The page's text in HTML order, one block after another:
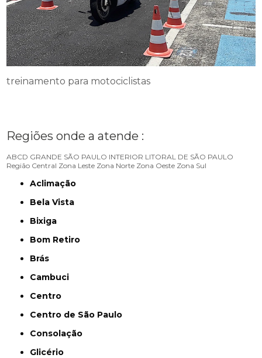
treinamento para motociclistas
Regiões onde a atende :
ABCD GRANDE SÃO PAULO INTERIOR LITORAL DE SÃO PAULO
Região Central Zona Leste Zona Norte Zona Oeste Zona Sul
Aclimação
Bela Vista
Bixiga
Bom Retiro
Brás
Cambuci
Centro
Centro de São Paulo
Consolação
Glicério